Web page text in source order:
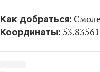
Как добраться:
Координаты: